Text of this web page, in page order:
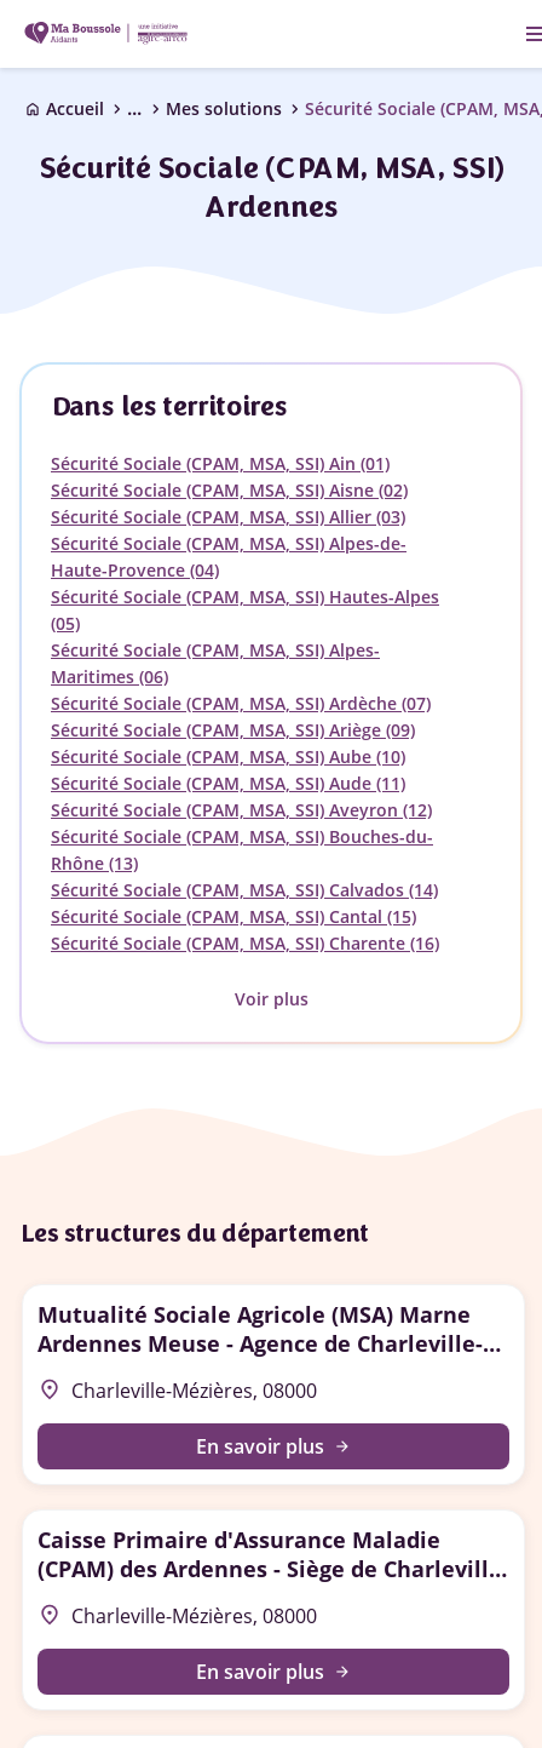
home Accueil chevron_right ... chevron_right Mes solutions chevron_right Sécurité Sociale (CPAM,
Sécurité Sociale (CPAM, MSA, SSI)
Ardennes
Dans les territoires
Sécurité Sociale (CPAM, MSA, SSI) Ain (01)
Sécurité Sociale (CPAM, MSA, SSI) Aisne (02)
Sécurité Sociale (CPAM, MSA, SSI) Allier (03)
Sécurité Sociale (CPAM, MSA, SSI) Alpes-de-
Haute-Provence (04)
Sécurité Sociale (CPAM, MSA, SSI) Hautes-Alpes
(05)
Sécurité Sociale (CPAM, MSA, SSI) Alpes-
Maritimes (06)
Sécurité Sociale (CPAM, MSA, SSI) Ardèche (07)
Sécurité Sociale (CPAM, MSA, SSI) Ariège (09)
Sécurité Sociale (CPAM, MSA, SSI) Aube (10)
Sécurité Sociale (CPAM, MSA, SSI) Aude (11)
Sécurité Sociale (CPAM, MSA, SSI) Aveyron (12)
Sécurité Sociale (CPAM, MSA, SSI) Bouches-du-
Rhône (13)
Sécurité Sociale (CPAM, MSA, SSI) Calvados (14)
Sécurité Sociale (CPAM, MSA, SSI) Cantal (15)
Sécurité Sociale (CPAM, MSA, SSI) Charente (16)
Voir plus
Les structures du département
Mutualité Sociale Agricole (MSA) Marne
Ardennes Meuse - Agence de Charleville-
Mézières
place Charleville-Mézières, 08000
En savoir plus arrow_forward
Caisse Primaire d'Assurance Maladie
(CPAM) des Ardennes - Siège de Charleville-
Mézières
place Charleville-Mézières, 08000
En savoir plus arrow_forward